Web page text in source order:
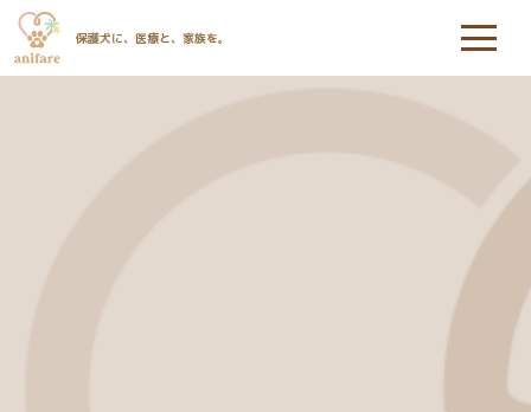
保護犬に、医療と、家族を。